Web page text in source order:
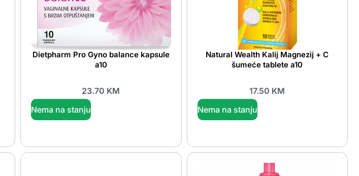
Dietpharm Pro Gyno balance kapsule
a10
23.70 KM
Nema na stanju
Natural Wealth Kalij Magnezij + C
šumeće tablete a10
17.50 KM
Nema na stanju